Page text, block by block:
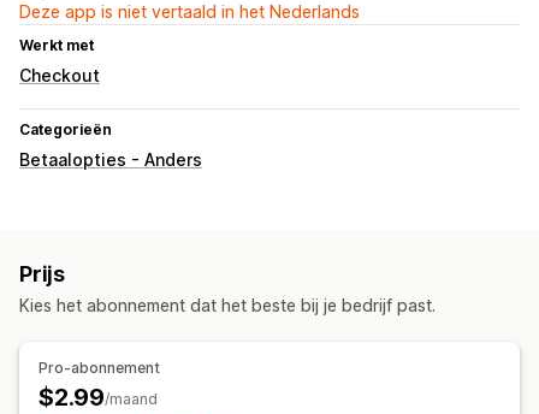
Deze app is niet vertaald in het Nederlands
Werkt met
Checkout
Categorieën
Betaalopties - Anders
Prijs
Kies het abonnement dat het beste bij je bedrijf past.
Pro-abonnement
$2.99/maand